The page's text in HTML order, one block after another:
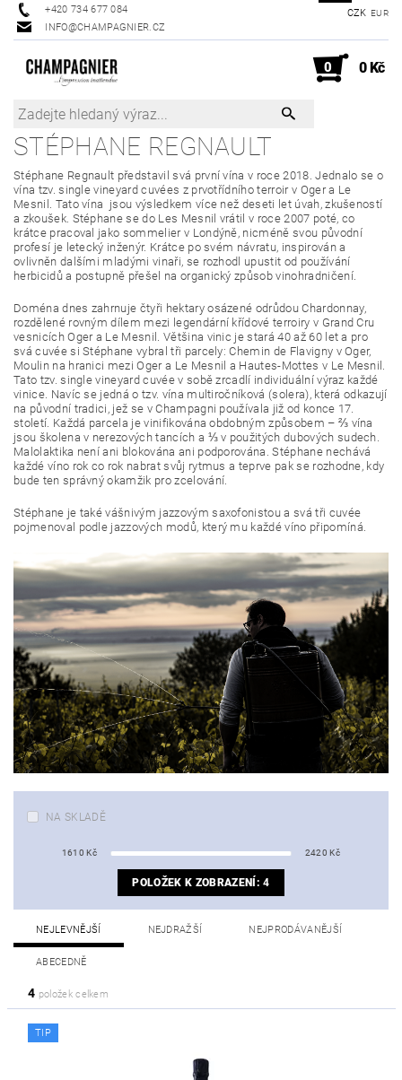
+420 734 677 084
INFO@CHAMPAGNIER.CZ
CZK EUR
0 0 Kč
STÉPHANE REGNAULT
Stéphane Regnault představil svá první vína v roce 2018. Jednalo se o
vína tzv. single vineyard cuvées z prvotřídního terroir v Oger a Le
Mesnil. Tato vína jsou výsledkem více než deseti let úvah, zkušeností
a zkoušek. Stéphane se do Les Mesnil vrátil v roce 2007 poté, co
krátce pracoval jako sommelier v Londýně, nicméně svou původní
profesí je letecký inženýr. Krátce po svém návratu, inspirován a
ovlivněn dalšími mladými vinaři, se rozhodl upustit od používání
herbicidů a postupně přešel na organický způsob vinohradničení.
Doména dnes zahrnuje čtyři hektary osázené odrůdou Chardonnay,
rozdělené rovným dílem mezi legendární křídové terroiry v Grand Cru
vesnicích Oger a Le Mesnil. Většina vinic je stará 40 až 60 let a pro
svá cuvée si Stéphane vybral tři parcely: Chemin de Flavigny v Oger,
Moulin na hranici mezi Oger a Le Mesnil a Hautes-Mottes v Le Mesnil.
Tato tzv. single vineyard cuvée v sobě zrcadlí individuální výraz každé
vinice. Navíc se jedná o tzv. vína multiročníková (solera), která odkazují
na původní tradici, jež se v Champagni používala již od konce 17.
století. Každá parcela je vinifikována obdobným způsobem – ⅔ vína
jsou školena v nerezových tancích a ⅓ v použitých dubových sudech.
Malolaktika není ani blokována ani podporována. Stéphane nechává
každé víno rok co rok nabrat svůj rytmus a teprve pak se rozhodne, kdy
bude ten správný okamžik pro zcelování.
Stéphane je také vášnivým jazzovým saxofonistou a svá tři cuvée
pojmenoval podle jazzových modů, který mu každé víno připomíná.
NA SKLADĚ
1610 Kč 2420 Kč
POLOŽEK K ZOBRAZENÍ:4
NEJLEVNĚJŠÍ NEJDRAŽŠÍ NEJPRODÁVANĚJŠÍ
ABECEDNĚ
4 položek celkem
TIP